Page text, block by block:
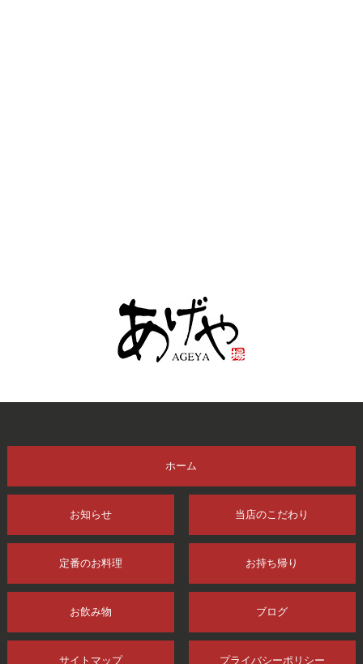
ホーム
お知らせ 当店のこだわり
定番のお料理 お持ち帰り
お飲み物 ブログ
サイトマップ プライバシーポリシー